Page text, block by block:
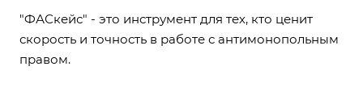
"ФАСкейс" - это инструмент для тех, кто ценит
скорость и точность в работе с антимонопольным
правом.